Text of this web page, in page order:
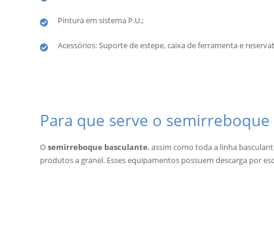
Pintura em sistema P.U.;
Acessórios: Suporte de estepe, caixa de ferramenta e
Para que serve o semirreboque
Osemirreboque basculante, assim como toda a linha
produtos a granel. Esses equipamentos possuem descarga por